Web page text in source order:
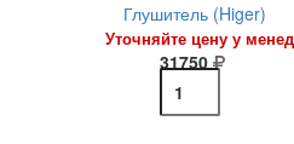
Глушитель (Higer)
Уточняйте цену у
31750